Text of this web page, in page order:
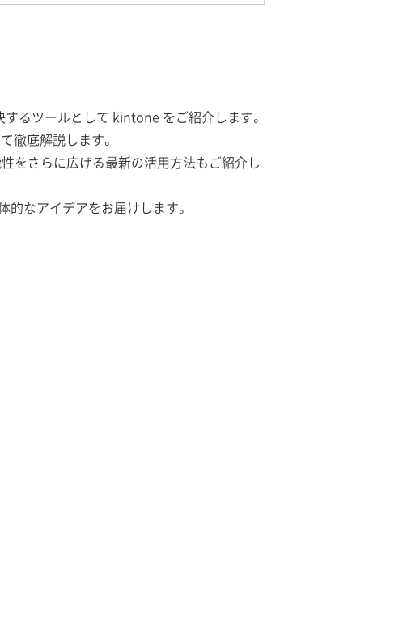
するツールとして kintone をご紹介します。
徹底解説します。
をさらに広げる最新の活用方法もご紹介し
的なアイデアをお届けします。